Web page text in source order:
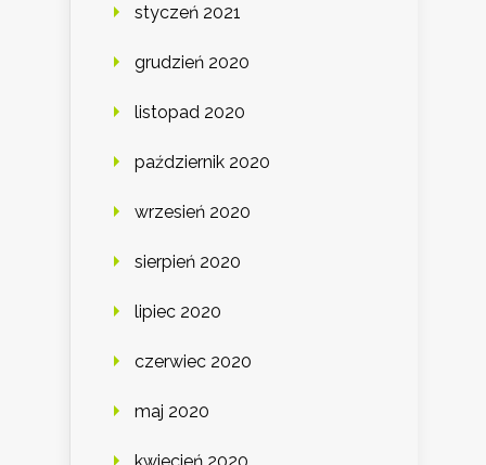
styczeń 2021
grudzień 2020
listopad 2020
październik 2020
wrzesień 2020
sierpień 2020
lipiec 2020
czerwiec 2020
maj 2020